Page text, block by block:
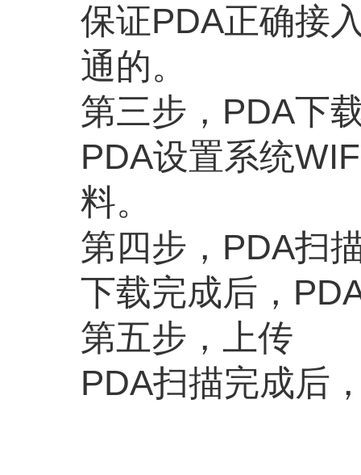
保证PDA正确接
通的。
第三步，PDA下
PDA设置系统
料。
第四步，PDA扫
下载完成后，
第五步，上传
PDA扫描完成后